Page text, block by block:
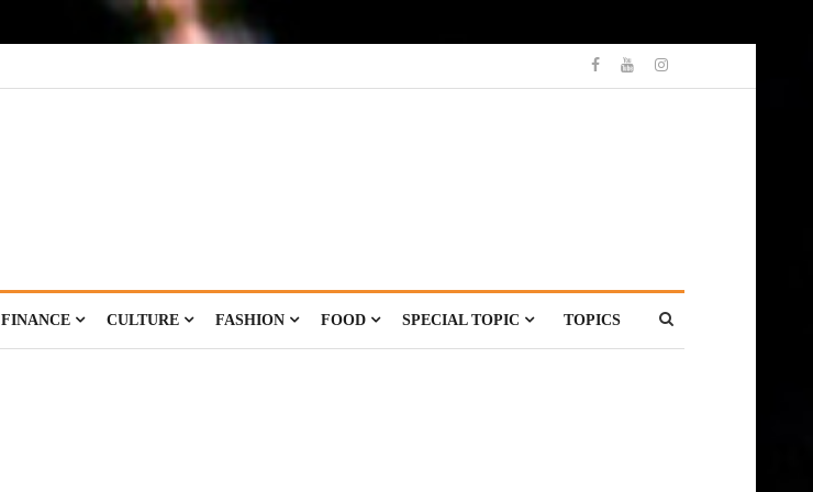
FINANCE CULTURE FASHION FOOD SPECIAL TOPIC TOPICS